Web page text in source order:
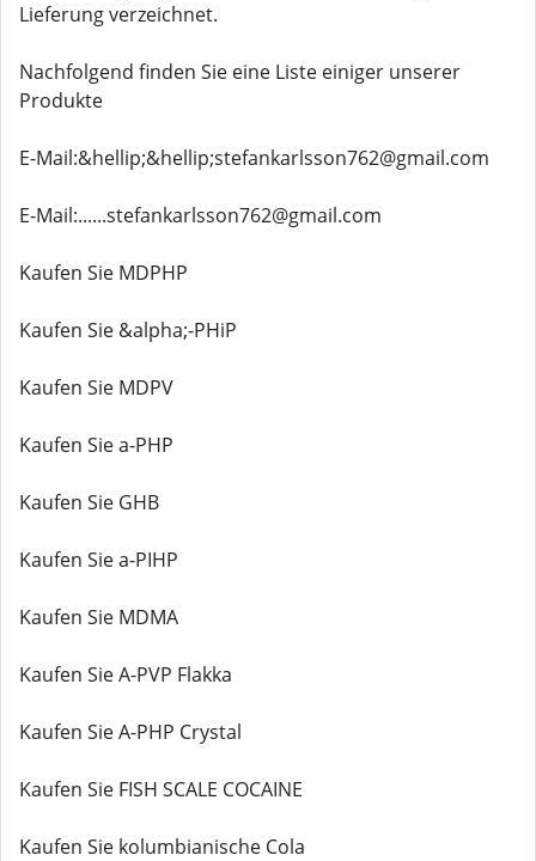
Lieferung verzeichnet.
Nachfolgend finden Sie eine Liste einiger unserer
Produkte
E-Mail:&hellip;&hellip;stefankarlsson762@gmail.com
E-Mail:......stefankarlsson762@gmail.com
Kaufen Sie MDPHP
Kaufen Sie &alpha;-PHiP
Kaufen Sie MDPV
Kaufen Sie a-PHP
Kaufen Sie GHB
Kaufen Sie a-PIHP
Kaufen Sie MDMA
Kaufen Sie A-PVP Flakka
Kaufen Sie A-PHP Crystal
Kaufen Sie FISH SCALE COCAINE
Kaufen Sie kolumbianische Cola